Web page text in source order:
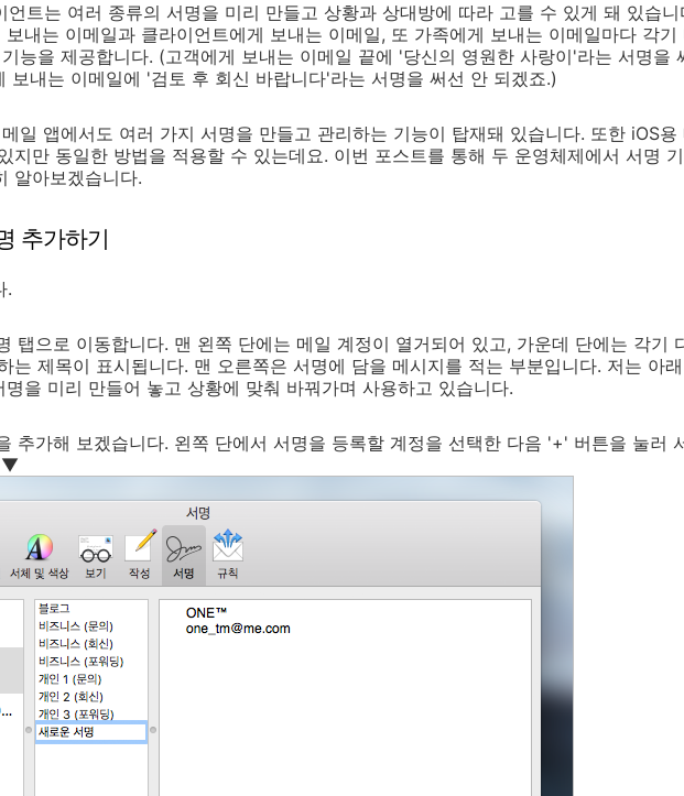
언트는 여러 종류의 서명을 미리 만들고 상황과 상대방에 따라 고를 수 있게 돼 있습니
내는 이메일과 클라이언트에게 보내는 이메일, 또 가족에게 보내는 이메일마다 각기
능을 제공합니다. (고객에게 보내는 이메일 끝에 '당신의 영원한 사랑이'라는 서명을
보내는 이메일에 '검토 후 회신 바랍니다'라는 서명을 써선 안 되겠죠.)
일 앱에서도 여러 가지 서명을 만들고 관리하는 기능이 탑재돼 있습니다. 또한 iOS용
지만 동일한 방법을 적용할 수 있는데요. 이번 포스트를 통해 두 운영체제에서 서명
알아보겠습니다.
추가하기
.
탭으로 이동합니다. 맨 왼쪽 단에는 메일 계정이 열거되어 있고, 가운데 단에는 각기
는 제목이 표시됩니다. 맨 오른쪽은 서명에 담을 메시지를 적는 부분입니다. 저는 아
을 미리 만들어 놓고 상황에 맞춰 바꿔가며 사용하고 있습니다.
추가해 보겠습니다. 왼쪽 단에서 서명을 등록할 계정을 선택한 다음 '+' 버튼을 눌러
▼